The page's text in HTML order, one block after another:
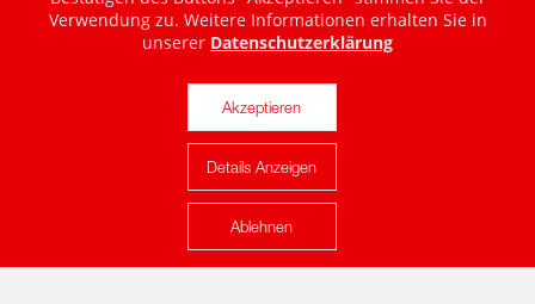
Karte anzeigen
Verwendung zu. Weitere Informationen erhalten Sie in
unserer Datenschutzerklärung
Akzeptieren
Details Anzeigen
Ablehnen